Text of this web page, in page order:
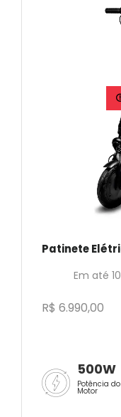
Patinete
Em até
R$ 6.990,00
500W
Potência do
Motor